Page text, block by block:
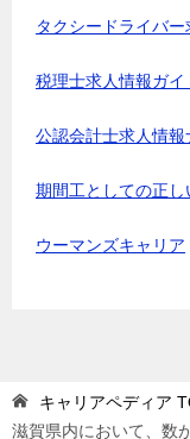
タクシードライバ
税理士求人情報ガイ
公認会計士求人情報
期間工としての正し
ウーマンズキャリア
キャリアペディア
滋賀県内において、数